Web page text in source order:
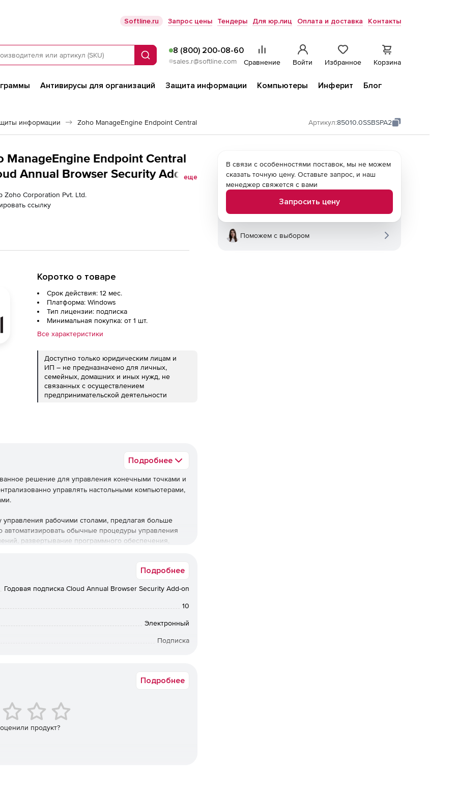
Softline.ru Запрос цены Тендеры Для юр.лиц Оплата и доставка Контакты
Поиск
8 (800) 200-08-60
sales.r@softline.com Сравнение Войти Избранное Корзина
Антивирусы для организаций Защита информации Компьютеры Инферит
Блог
информации Zoho ManageEngine Endpoint Central Артикул:85010.0SSBSPA2
ManageEngine Endpoint Central
Annual Browser Security Add-
User License
еще
Zoho Corporation Pvt. Ltd.
ссылку
Коротко о товаре
Срок действия: 12 мес.
Платформа: Windows
Тип лицензии: подписка
Минимальная покупка: от 1 шт.
Все характеристики
Доступно только юридическим лицам и
ИП – не предназначено для личных,
семейных, домашних и иных нужд, не
связанных с осуществлением
предпринимательской деятельности
Подробнее
решение для управления конечными точками и
управлять настольными компьютерами,
рабочими столами, предлагая больше
обычные процедуры управления
развертывание программного обеспечения,
возможности управления, но также предлагает ряд
браузера, управление уязвимостями и управление
поддерживает операционные системы Windows,
удаленную блокировку / очистку и т. д.
Подробнее
Годовая подписка Cloud Annual Browser Security Add-on
10
Электронный
Подписка
Подробнее
продукт?
В связи с особенностями поставок, мы не можем
сказать точную цену. Оставьте запрос, и наш
менеджер свяжется с вами
Запросить цену
Поможем с выбором